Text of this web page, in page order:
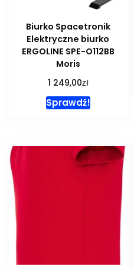
Biurko Spacetronik
Elektryczne biurko
ERGOLINE SPE-O112BB
Moris
1 249,00zł
Sprawdź!